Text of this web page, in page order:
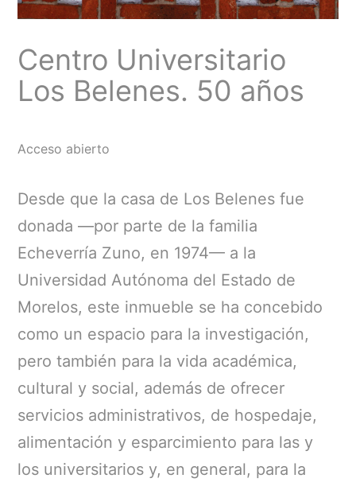
Centro Universitario
Los Belenes. 50 años
Acceso abierto
Desde que la casa de Los Belenes fue
donada —por parte de la familia
Echeverría Zuno, en 1974— a la
Universidad Autónoma del Estado de
Morelos, este inmueble se ha concebido
como un espacio para la investigación,
pero también para la vida académica,
cultural y social, además de ofrecer
servicios administrativos, de hospedaje,
alimentación y esparcimiento para las y
los universitarios y, en general, para la